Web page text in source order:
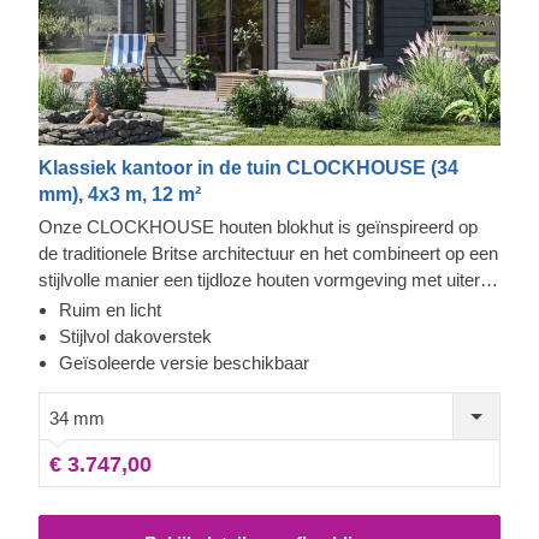
Klassiek kantoor in de tuin CLOCKHOUSE (34
mm), 4x3 m, 12 m²
Onze CLOCKHOUSE houten blokhut is geïnspireerd op
de traditionele Britse architectuur en het combineert op een
stijlvolle manier een tijdloze houten vormgeving met uiterst
functioneel comfort. Deze ruime hut wordt overspoeld met
natuurlijk licht dankzij de enorme ramen en deuren die de
voorkant van het gebouw bedekken. Het is de perfecte
of een gezellige plek waar u met uw familie en vrienden
kunt samenkomen. Om het u zo gemakkelijk mogelijk te
maken, is er ook een geïsoleerde versie van dit model
verkrijgbaar.
Ruim en licht
Stijlvol dakoverstek
Geïsoleerde versie beschikbaar
34 mm
€ 3.747,00